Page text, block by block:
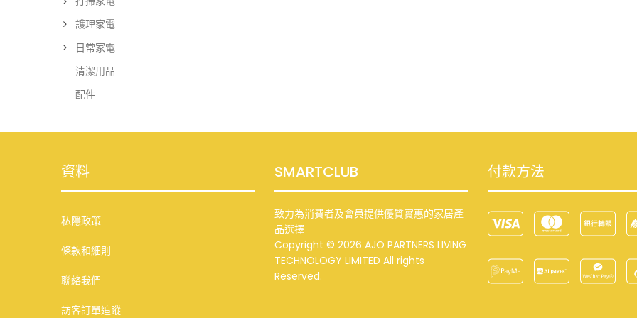
護理家電
日常家電
清潔用品
配件
資料
私隱政策
條款和細則
聯絡我們
訪客訂單追蹤
SMARTCLUB
致力為消費者及會員提供優質實惠的家居產
品選擇
Copyright © 2026 AJO PARTNERS LIVING
TECHNOLOGY LIMITED All rights
Reserved.
付款方法